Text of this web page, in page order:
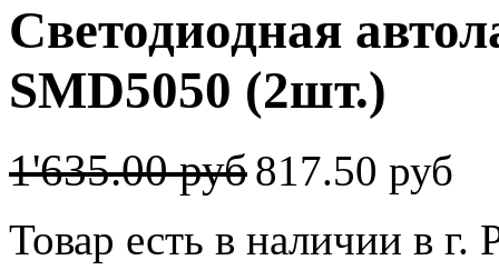
Светодиодная
SMD5050 (2шт.)
1'635.00 руб817.50 руб
Товар есть в наличии в г.